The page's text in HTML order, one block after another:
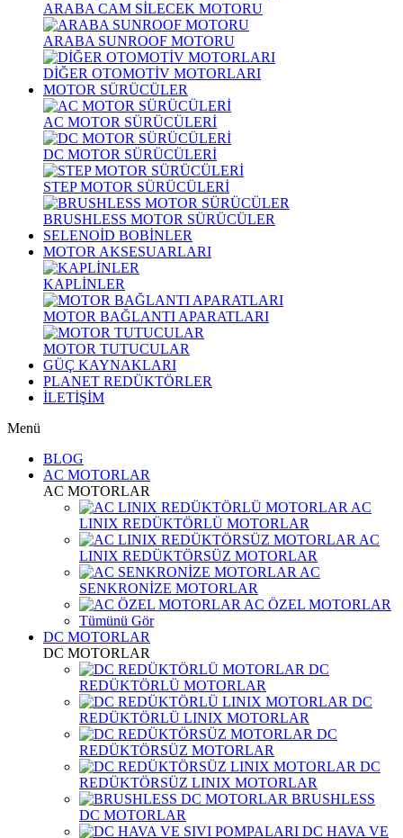
ARABA CAM SİLECEK MOTORU
ARABA SUNROOF MOTORU
DİĞER OTOMOTİV MOTORLARI
MOTOR SÜRÜCÜLER
AC MOTOR SÜRÜCÜLERİ
DC MOTOR SÜRÜCÜLERİ
STEP MOTOR SÜRÜCÜLERİ
BRUSHLESS MOTOR SÜRÜCÜLER
SELENOİD BOBİNLER
MOTOR AKSESUARLARI
KAPLİNLER
MOTOR BAĞLANTI APARATLARI
MOTOR TUTUCULAR
GÜÇ KAYNAKLARI
PLANET REDÜKTÖRLER
İLETİŞİM
Menü
BLOG
AC MOTORLAR
AC MOTORLAR
AC
LINIX REDÜKTÖRLÜ MOTORLAR
AC
LINIX REDÜKTÖRSÜZ MOTORLAR
AC
SENKRONİZE MOTORLAR
AC ÖZEL MOTORLAR
Tümünü Gör
DC MOTORLAR
DC MOTORLAR
DC
REDÜKTÖRLÜ MOTORLAR
DC
REDÜKTÖRLÜ LINIX MOTORLAR
DC
REDÜKTÖRSÜZ MOTORLAR
DC
REDÜKTÖRSÜZ LINIX MOTORLAR
BRUSHLESS
DC MOTORLAR
DC HAVA VE